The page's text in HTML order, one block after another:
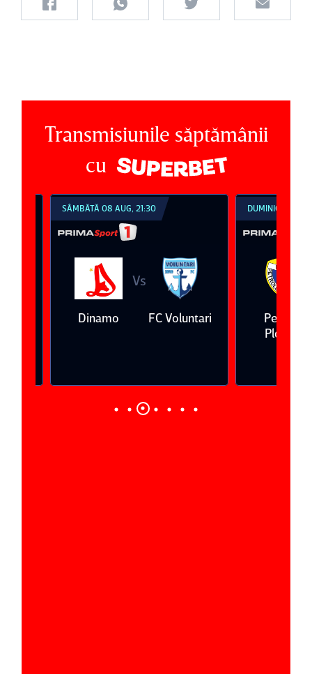
Transmisiunile săptămânii
cu
SÂMBĂTĂ 08 AUG, 21:30
Dinamo FC Voluntari
DUMINICĂ 09 AUG,
Petrolul
Ploieşti